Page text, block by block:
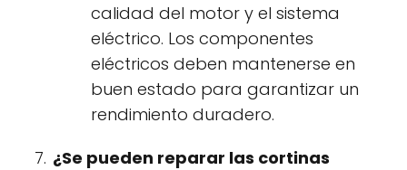
calidad del motor y el sistema
eléctrico. Los componentes
eléctricos deben mantenerse en
buen estado para garantizar un
rendimiento duradero.
¿Se pueden reparar las cortinas